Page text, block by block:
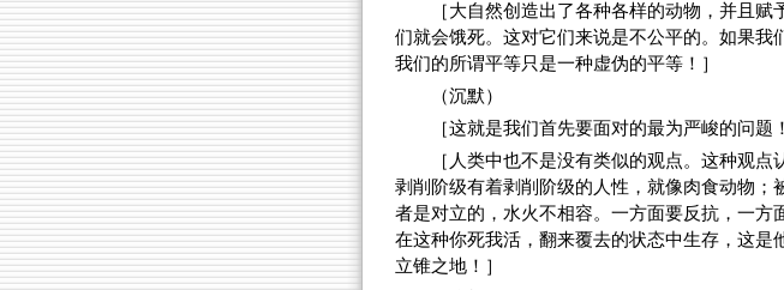
［大自然创造出了各种各样的动物，并且
们就会饿死。这对它们来说是不公平的。如果
我们的所谓平等只是一种虚伪的平等！］
（沉默）
［这就是我们首先要面对的最为严峻的问题
［人类中也不是没有类似的观点。这种观
剥削阶级有着剥削阶级的人性，就像肉食动物
者是对立的，水火不相容。一方面要反抗，一
在这种你死我活，翻来覆去的状态中生存，这
立锥之地！］